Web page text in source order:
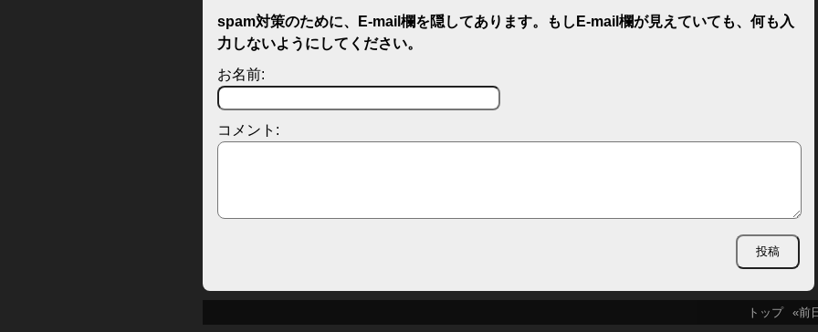
spam対策のために、E-mail欄を隠してあります。もしE-mail欄が見えていても、何も入
力しないようにしてください。
お名前:
コメント:
トップ «前